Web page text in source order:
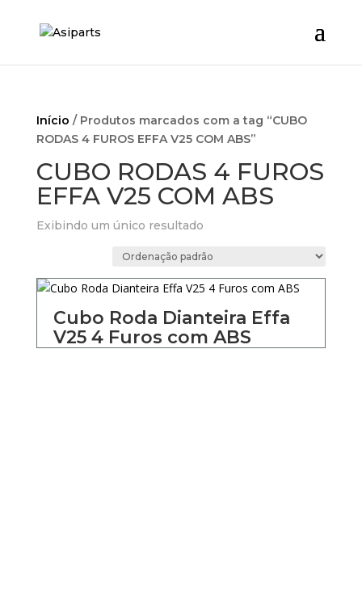
Início / Produtos marcados com a tag “CUBO
RODAS 4 FUROS EFFA V25 COM ABS”
CUBO RODAS 4 FUROS
EFFA V25 COM ABS
Exibindo um único resultado
Cubo Roda Dianteira Effa
V25 4 Furos com ABS